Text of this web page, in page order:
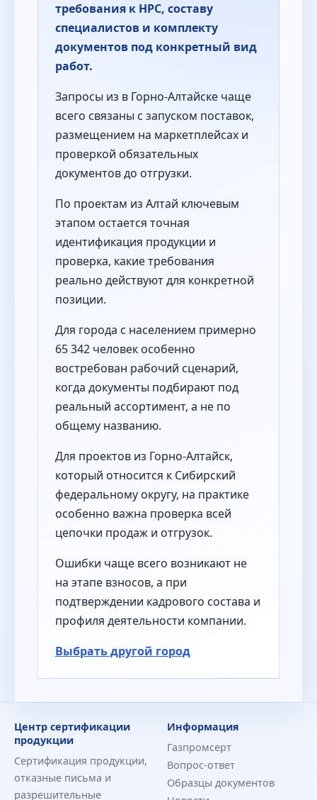
требования к НРС, составу
специалистов и комплекту
документов под конкретный вид
работ.
Запросы из в Горно-Алтайске чаще
всего связаны с запуском поставок,
размещением на маркетплейсах и
проверкой обязательных
документов до отгрузки.
По проектам из Алтай ключевым
этапом остается точная
идентификация продукции и
проверка, какие требования
реально действуют для конкретной
позиции.
Для города с населением примерно
65 342 человек особенно
востребован рабочий сценарий,
когда документы подбирают под
реальный ассортимент, а не по
общему названию.
Для проектов из Горно-Алтайск,
который относится к Сибирский
федеральному округу, на практике
особенно важна проверка всей
цепочки продаж и отгрузок.
Ошибки чаще всего возникают не
на этапе взносов, а при
подтверждении кадрового состава и
профиля деятельности компании.
Выбрать другой город
Центр сертификации
продукции
Сертификация продукции,
отказные письма и
разрешительные
Информация
Газпромсерт
Вопрос-ответ
Образцы документов